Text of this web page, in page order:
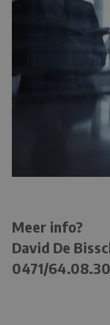
Meer info?
David De
0471/64.08.30